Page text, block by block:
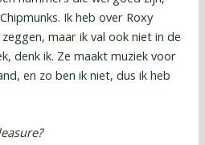
Ik heb over Roxy
maar ik val ook niet in de
denk ik. Ze maakt muziek voor
en zo ben ik niet, dus ik heb